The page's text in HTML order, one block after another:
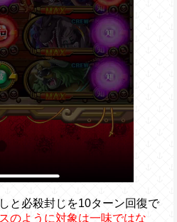
と必殺封じを10ターン回復で
のように対象は一味ではな